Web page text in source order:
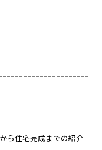
ら住宅完成までの紹介